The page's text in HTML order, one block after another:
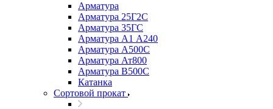
Арматура
Арматура 25Г2С
Арматура 35ГС
Арматура А1 А240
Арматура А500С
Арматура Ат800
Арматура В500С
Катанка
Сортовой прокат